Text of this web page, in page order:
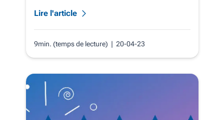
Lire l'article
9min. (temps de lecture) | 20-04-23